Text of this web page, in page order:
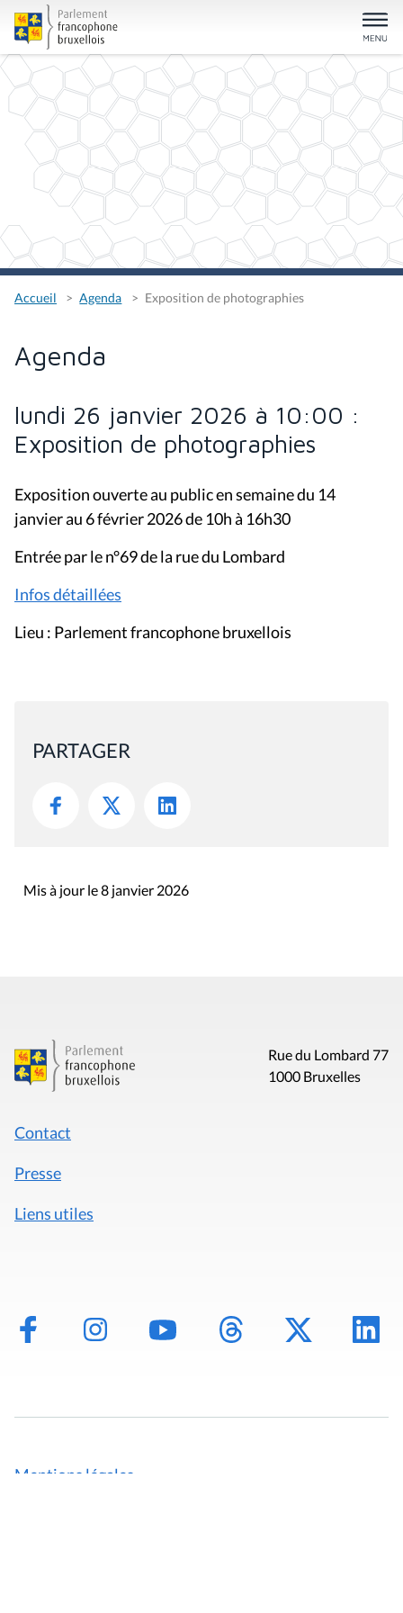
Accueil Agenda Exposition de photographies
Agenda
lundi 26 janvier 2026 à 10:00 :
Exposition de photographies
Exposition ouverte au public en semaine du 14
janvier au 6 février 2026 de 10h à 16h30
Entrée par le n°69 de la rue du Lombard
Infos détaillées
Lieu : Parlement francophone bruxellois
PARTAGER
Mis à jour le 8 janvier 2026
Rue du Lombard 77
1000 Bruxelles
Contact
Presse
Liens utiles
Mentions légales